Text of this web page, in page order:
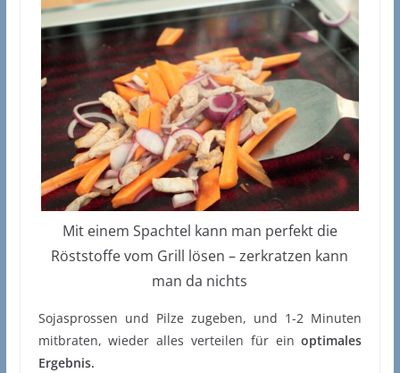
Mit einem Spachtel kann man perfekt die
Röststoffe vom Grill lösen – zerkratzen kann
man da nichts
Sojasprossen und Pilze zugeben, und 1-2 Minuten
mitbraten, wieder alles verteilen für einoptimales
Ergebnis.